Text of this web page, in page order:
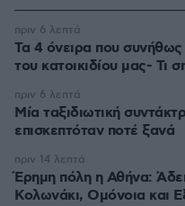
Τα 4 όνειρα που
του κατοικιδίου μας- Τι
πριν 6 λεπτά
Μία ταξιδιωτική
επισκεπτόταν ποτέ ξανά
πριν 6 λεπτά
Έρημη πόλη η Αθήνα:
Κολωνάκι, Ομόνοια και
πριν 14 λεπτά